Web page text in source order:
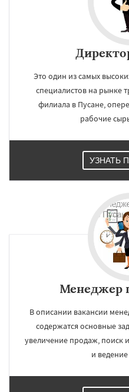
Работаем по
Это один из самых
специалистов на рынке
филиала в Пусане,
рабочие
УЗНАТЬ
Менеджер
В описании вакансии
содержатся основные
увеличение продаж, поиск
и
УЗНАТЬ
Даю согласие на